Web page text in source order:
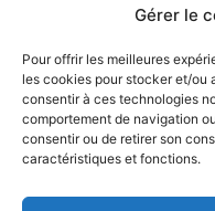
Gérer le
Pour offrir les meilleures
les cookies pour stocker et/ou
consentir à ces technologies
comportement de navigation
consentir ou de retirer son
caractéristiques et fonctions.
Autres
9 voiliers du Club
FRATernisent